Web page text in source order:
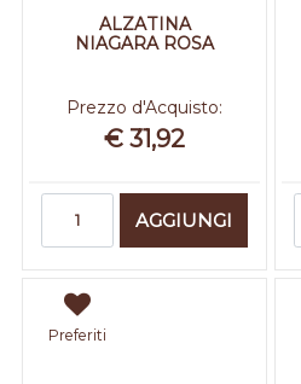
ALZATINA
NIAGARA ROSA
Prezzo d'Acquisto:
€ 31,92
AGGIUNGI
Preferiti